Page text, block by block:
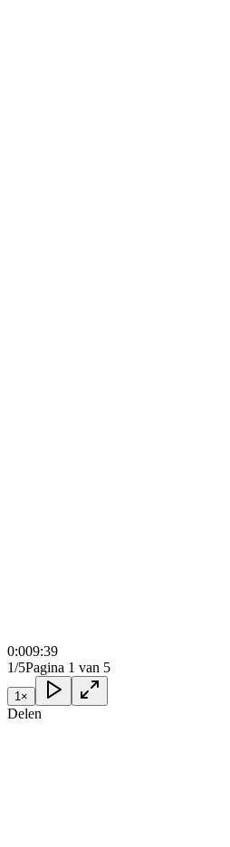
0:009:39
1/5Pagina 1 van 5
1 ×
Delen